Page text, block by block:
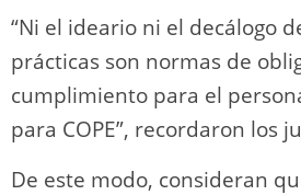
“Ni el ideario ni el decálogo
prácticas son normas de
cumplimiento para el
para COPE”, recordaron los
De este modo, consideran